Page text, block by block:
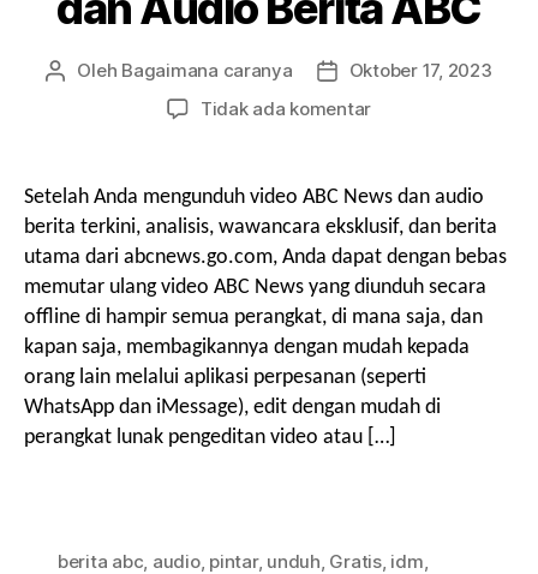
Penulis
Oleh Bagaimana caranya
Tanggal
Oktober 17, 2023
Tidak ada komentarpada
Video
dan
Audio
Berita
ABC
Setelah Anda mengunduh video ABC News dan audio
berita terkini, analisis, wawancara eksklusif, dan berita
utama dari abcnews.go.com, Anda dapat dengan bebas
memutar ulang video ABC News yang diunduh secara
offline di hampir semua perangkat, di mana saja, dan
kapan saja, membagikannya dengan mudah kepada
orang lain melalui aplikasi perpesanan (seperti
WhatsApp dan iMessage), edit dengan mudah di
perangkat lunak pengeditan video atau […]
berita abc audio, pintar, unduh Gratis, idm